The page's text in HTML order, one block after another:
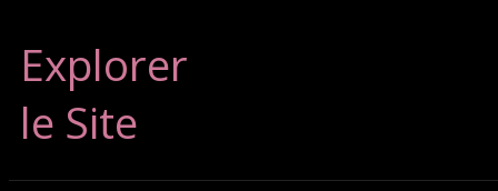
Explorer
le Site